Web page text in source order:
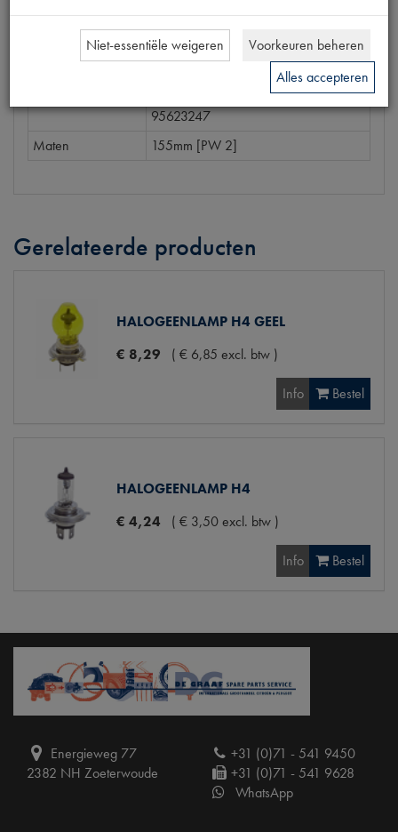
Tecdoc
artikelnummer
1554110015
OE Citroën
95623247
1850011 | 782600 | 82600 |
95623247
Maten
155mm [PW 2]
Gerelateerde producten
HALOGEENLAMP H4 GEEL
€ 8,29 ( € 6,85 excl. btw )
Info Bestel
HALOGEENLAMP H4
€ 4,24 ( € 3,50excl. btw )
Info Bestel
Energieweg 77
2382 NH Zoeterwoude
+31 (0)71 - 541 9450
+31 (0)71 - 541 9628
WhatsApp
Niet-essentiële weigeren
Voorkeuren beheren
Alles accepteren